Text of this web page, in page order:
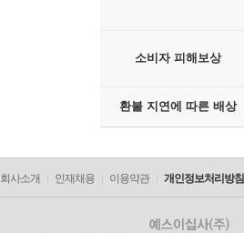
소비자 피해보상
환불 지연에 따른 배상
회사소개 인재채용 이용약관 개인정보처리방침